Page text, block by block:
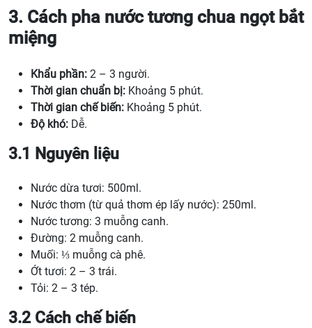
3. Cách pha nước tương chua ngọt bắt
miệng
Khẩu phần: 2 – 3 người.
Thời gian chuẩn bị: Khoảng 5 phút.
Thời gian chế biến: Khoảng 5 phút.
Độ khó: Dễ.
3.1 Nguyên liệu
Nước dừa tươi: 500ml.
Nước thơm (từ quả thơm ép lấy nước): 250ml.
Nước tương: 3 muỗng canh.
Đường: 2 muỗng canh.
Muối: ⅓ muỗng cà phê.
Ớt tươi: 2 – 3 trái.
Tỏi: 2 – 3 tép.
3.2 Cách chế biến